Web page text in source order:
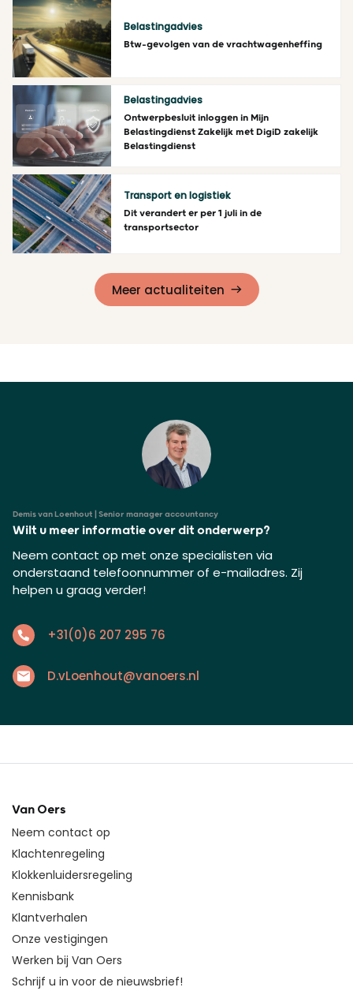
Lees meer
Belastingadvies
Btw-gevolgen van de vrachtwagenheffing
Lees meer
Belastingadvies
Ontwerpbesluit inloggen in Mijn
Belastingdienst Zakelijk met DigiD zakelijk
Belastingdienst
Transport en logistiek
Dit verandert er per 1 juli in de
transportsector
Meer actualiteiten
Demis van Loenhout | Senior manager accountancy
Wilt u meer informatie over dit onderwerp?
Neem contact op met onze specialisten via
onderstaand telefoonnummer of e-mailadres. Zij
helpen u graag verder!
+31(0)6 207 295 76
D.vLoenhout@vanoers.nl
Van Oers
Neem contact op
Klachtenregeling
Klokkenluidersregeling
Kennisbank
Klantverhalen
Onze vestigingen
Werken bij Van Oers
Schrijf u in voor de nieuwsbrief!